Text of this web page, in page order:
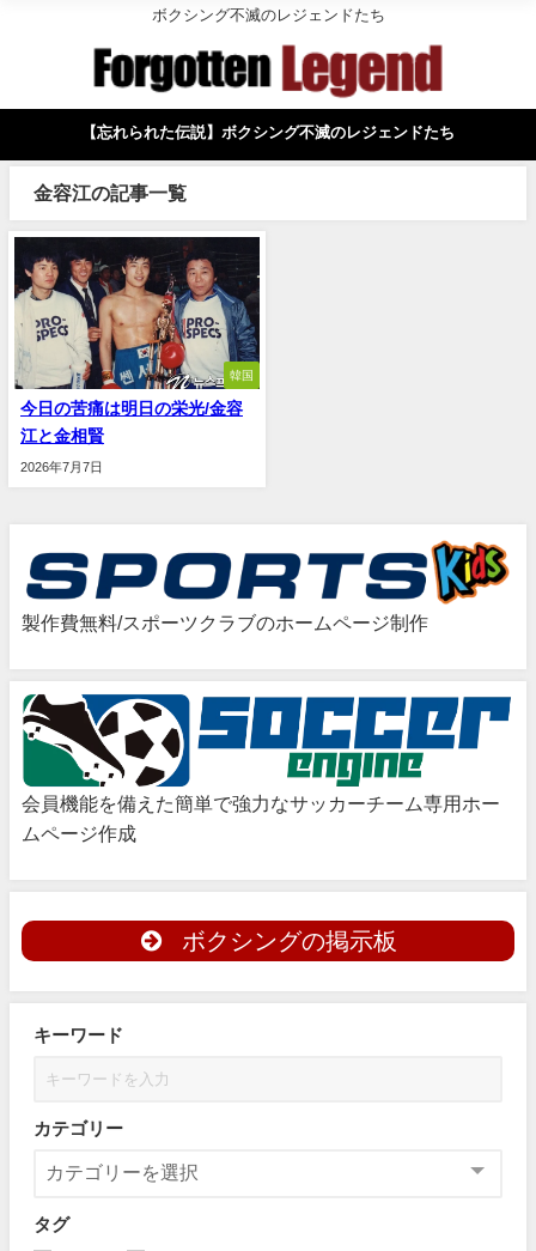
ボクシング不滅のレジェンドたち
【忘れられた伝説】ボクシング不滅のレジェンドたち
金容江の記事一覧
韓国
今日の苦痛は明日の栄光/金容
江と金相賢
2026年7月7日
製作費無料/スポーツクラブのホームページ制作
会員機能を備えた簡単で強力なサッカーチーム専用ホー
ムページ作成
ボクシングの掲示板
キーワード
カテゴリー
タグ